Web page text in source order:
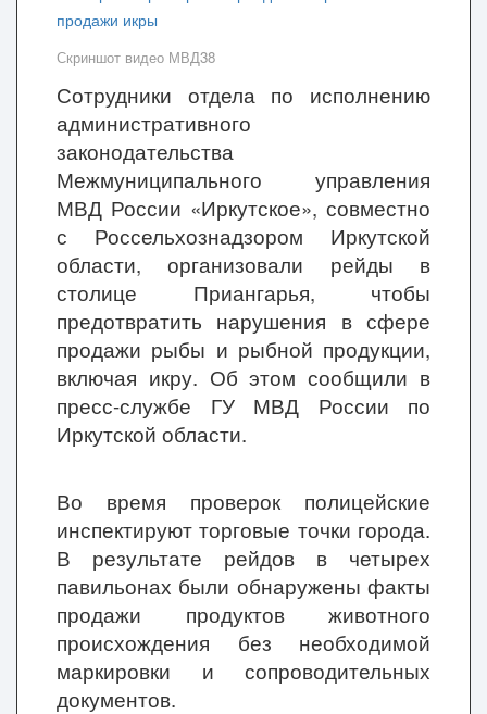
Скриншот видео МВД38
Сотрудники отдела по исполнению
административного
законодательства
Межмуниципального управления
МВД России «Иркутское», совместно
с Россельхознадзором Иркутской
области, организовали рейды в
столице Приангарья, чтобы
предотвратить нарушения в сфере
продажи рыбы и рыбной продукции,
включая икру. Об этом сообщили в
пресс-службе ГУ МВД России по
Иркутской области.
Во время проверок полицейские
инспектируют торговые точки города.
В результате рейдов в четырех
павильонах были обнаружены факты
продажи продуктов животного
происхождения без необходимой
маркировки и сопроводительных
документов.